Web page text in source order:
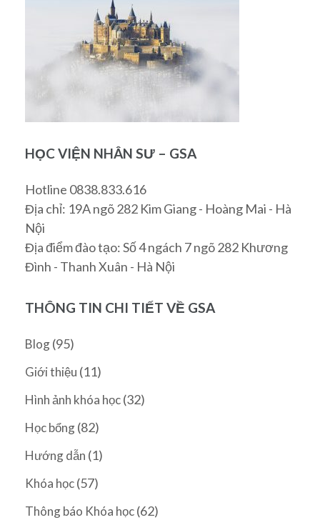
HỌC VIỆN NHÂN SƯ – GSA
Hotline 0838.833.616
Địa chỉ: 19A ngõ 282 Kim Giang - Hoàng Mai - Hà
Nội
Địa điểm đào tạo: Số 4 ngách 7 ngõ 282 Khương
Đình - Thanh Xuân - Hà Nội
THÔNG TIN CHI TIẾT VỀ GSA
Blog(95)
Giới thiệu (11)
Hình ảnh khóa học(32)
Học bổng(82)
Hướng dẫn (1)
Khóa học(57)
Thông báo Khóa học(62)